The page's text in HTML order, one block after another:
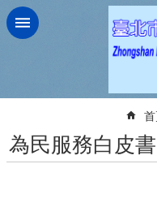
跳到主要內容區塊
為民服務白皮書